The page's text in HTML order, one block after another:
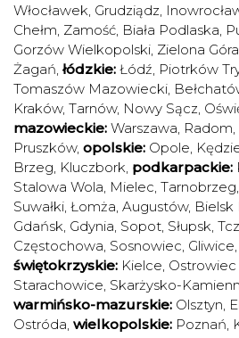
Włocławek, Grudziądz,
Chełm, Zamość, Biała Podlaska,
Gorzów Wielkopolski, Zielona Góra
Żagań, łódzkie: Łódź, Piotrków
Tomaszów Mazowiecki,
Kraków, Tarnów, Nowy Sącz,
mazowieckie: Warszawa, Radom,
Pruszków, opolskie: Opole,
Brzeg, Kluczbork, podkarpackie:
Stalowa Wola, Mielec, Tarnobrzeg,
Suwałki, Łomża, Augustów, Bielsk
Gdańsk, Gdynia, Sopot, Słupsk,
Częstochowa, Sosnowiec, Gliwice,
świętokrzyskie: Kielce,
Starachowice, Skarżysko-
warmińsko-mazurskie: Olsztyn,
Ostróda, wielkopolskie: Poznań,